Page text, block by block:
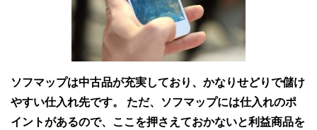
ソフマップは中古品が充実しており、かなりせどりで儲け
やすい仕入れ先です。 ただ、ソフマップには仕入れのポ
イントがあるので、ここを押さえておかないと利益商品を